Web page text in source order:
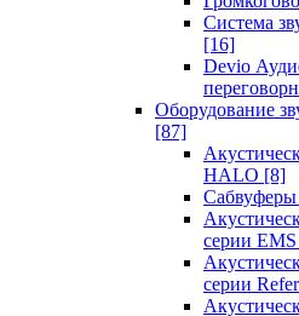
Система
[16]
Devio
Оборудование
[87]
HALO [8]
Сабвуферы
серии EMS
серии